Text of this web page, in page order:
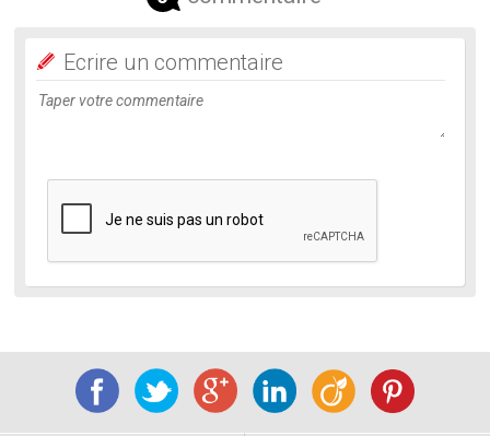
Ecrire un commentaire